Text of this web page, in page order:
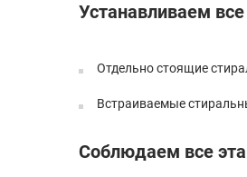
Устанавливаем
Отдельно стоящие
Встраиваемые
Соблюдаем все